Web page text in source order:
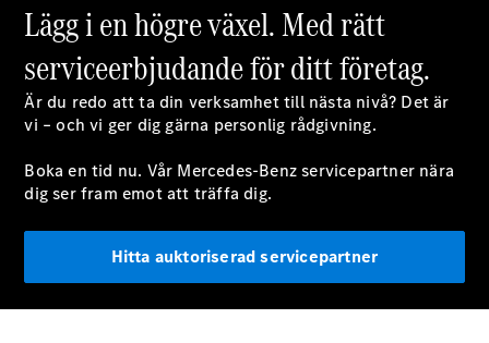
Alla Vito
Vito Mixto
Vito Tourer
Konfigurator
Lägg i en högre växel. Med rätt
serviceerbjudande för ditt företag.
Är du redo att ta din verksamhet till nästa nivå? Det är
vi – och vi ger dig gärna personlig rådgivning.
Boka en tid nu. Vår Mercedes-Benz servicepartner nära
dig ser fram emot att träffa dig.
Hitta auktoriserad servicepartner